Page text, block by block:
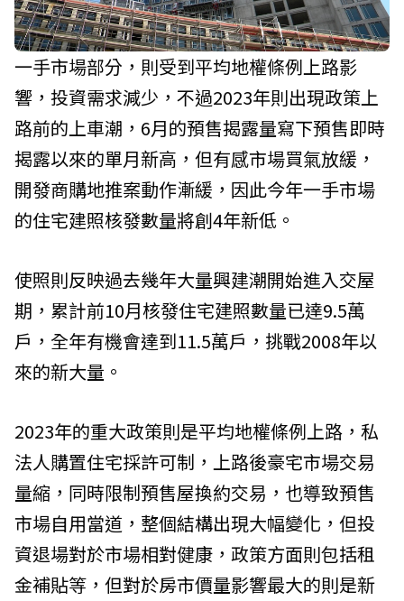
一手市場部分，則受到平均地權條例上路影
響，投資需求減少，不過2023年則出現政策上
路前的上車潮，6月的預售揭露量寫下預售即時
揭露以來的單月新高，但有感市場買氣放緩，
開發商購地推案動作漸緩，因此今年一手市場
的住宅建照核發數量將創4年新低。
使照則反映過去幾年大量興建潮開始進入交屋
期，累計前10月核發住宅建照數量已達9.5萬
戶，全年有機會達到11.5萬戶，挑戰2008年以
來的新大量。
2023年的重大政策則是平均地權條例上路，私
法人購置住宅採許可制，上路後豪宅市場交易
量縮，同時限制預售屋換約交易，也導致預售
市場自用當道，整個結構出現大幅變化，但投
資退場對於市場相對健康，政策方面則包括租
金補貼等，但對於房市價量影響最大的則是新